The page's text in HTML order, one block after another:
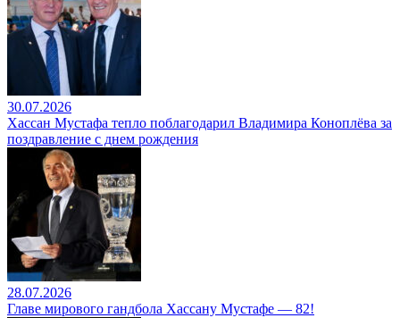
30.07.2026
Хассан Мустафа тепло поблагодарил Владимира Коноплёва за
поздравление с днем рождения
28.07.2026
Главе мирового гандбола Хассану Мустафе — 82!